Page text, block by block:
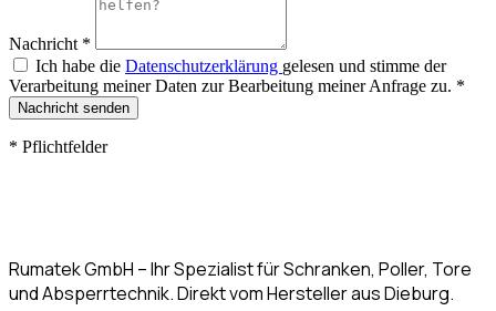
Nachricht *
Ich habe die Datenschutzerklärung gelesen und stimme der
Verarbeitung meiner Daten zur Bearbeitung meiner Anfrage zu. *
Nachricht senden
* Pflichtfelder
Rumatek GmbH – Ihr Spezialist für Schranken, Poller, Tore
und Absperrtechnik. Direkt vom Hersteller aus Dieburg.